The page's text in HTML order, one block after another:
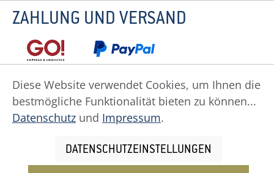
ZAHLUNG UND VERSAND
Datenschutz Impressum
Widerruf
Widerrufsformular
AGB Zahlung
Cookie Einstellungen
Diese Website verwendet Cookies, um Ihnen die
bestmögliche Funktionalität bieten zu können...
Datenschutz und Impressum.
DATENSCHUTZEINSTELLUNGEN